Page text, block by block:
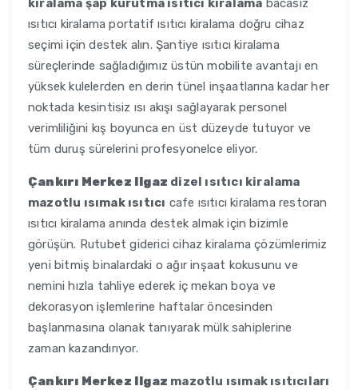
kiralama şap kurutma ısıtıcı kiralama bacasız
ısıtıcı kiralama portatif ısıtıcı kiralama doğru cihaz
seçimi için destek alın. Şantiye ısıtıcı kiralama
süreçlerinde sağladığımız üstün mobilite avantajı en
yüksek kulelerden en derin tünel inşaatlarına kadar her
noktada kesintisiz ısı akışı sağlayarak personel
verimliliğini kış boyunca en üst düzeyde tutuyor ve
tüm duruş sürelerini profesyonelce eliyor.
Çankırı Merkez Ilgaz dizel ısıtıcı kiralama
mazotlu ısımak ısıtıcı cafe ısıtıcı kiralama restoran
ısıtıcı kiralama anında destek almak için bizimle
görüşün. Rutubet giderici cihaz kiralama çözümlerimiz
yeni bitmiş binalardaki o ağır inşaat kokusunu ve
nemini hızla tahliye ederek iç mekan boya ve
dekorasyon işlemlerine haftalar öncesinden
başlanmasına olanak tanıyarak mülk sahiplerine
zaman kazandırıyor.
Çankırı Merkez Ilgaz mazotlu ısımak ısıtıcıları